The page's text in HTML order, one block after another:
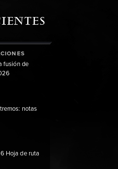
fusión de
notas
Hoja de ruta